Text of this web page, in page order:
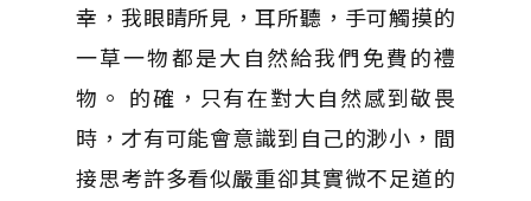
幸，我眼睛所見，耳所聽，手可觸摸的
一草一物都是大自然給我們免費的禮
物。 的確，只有在對大自然感到敬畏
時，才有可能會意識到自己的渺小，間
接思考許多看似嚴重卻其實微不足道的